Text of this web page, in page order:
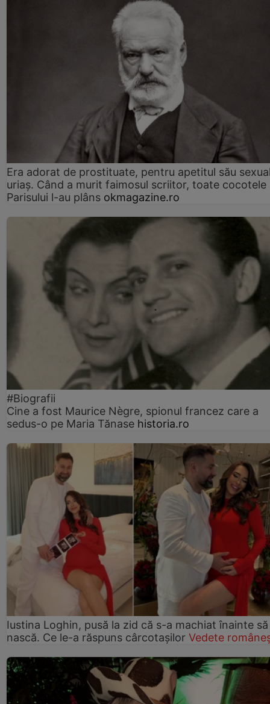
Era adorat de prostituate, pentru apetitul său
uriaș. Când a murit faimosul scriitor, toate cocotele
Parisului l-au plâns okmagazine.ro
#Biografii
Cine a fost Maurice Nègre, spionul francez care a
sedus-o pe Maria Tănase historia.ro
Iustina Loghin, pusă la zid că s-a machiat înainte să
nască. Ce le-a răspuns cârcotașilor Vedete